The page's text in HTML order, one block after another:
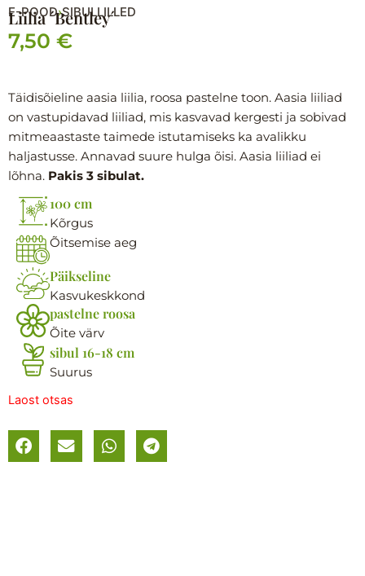
E-POOD›SIBULLILLED
Liilia ´Bentley´
7,50 €
Täidisõieline aasia liilia, roosa pastelne toon. Aasia liiliad
on vastupidavad liiliad, mis kasvavad kergesti ja sobivad
mitmeaastaste taimede istutamiseks ka avalikku
haljastusse. Annavad suure hulga õisi. Aasia liiliad ei
lõhna. Pakis 3 sibulat.
100 cm
Kõrgus
Õitsemise aeg
Päikseline
Kasvukeskkond
pastelne roosa
Õite värv
sibul 16-18 cm
Suurus
Laost otsas